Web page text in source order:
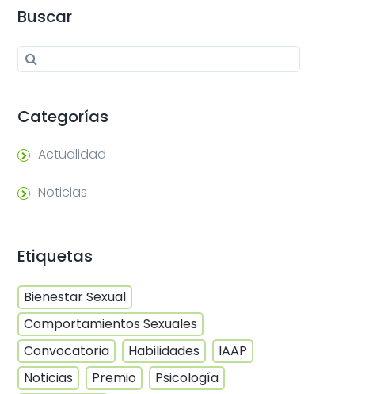
Buscar
Search for:
Categorías
Actualidad
Noticias
Etiquetas
Bienestar Sexual
Comportamientos Sexuales
Convocatoria
Habilidades
IAAP
Noticias
Premio
Psicología